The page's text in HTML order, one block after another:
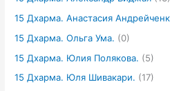
15 Дхарма. Анастасия
15 Дхарма. Ольга Ума. (0)
15 Дхарма. Юлия Полякова. (5)
15 Дхарма. Юля Шивакари. (17)